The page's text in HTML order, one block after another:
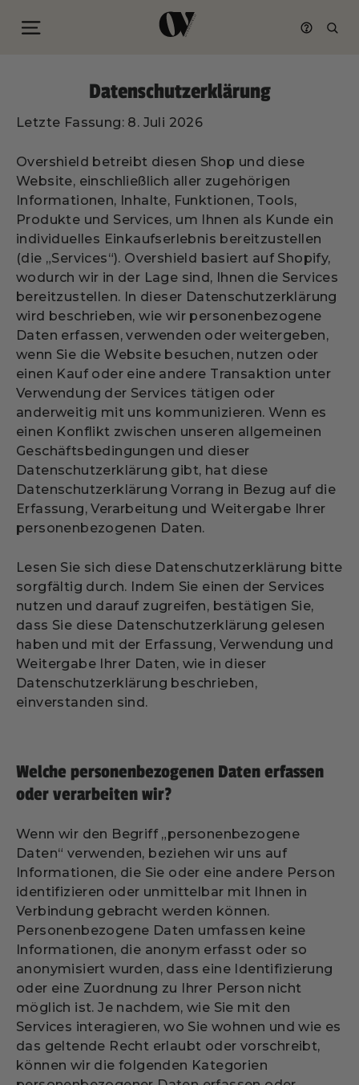
Seitennavigation Suche
Datenschutzerklärung
Letzte Fassung: 8. Juli 2026
Overshield betreibt diesen Shop und diese
Website, einschließlich aller zugehörigen
Informationen, Inhalte, Funktionen, Tools,
Produkte und Services, um Ihnen als Kunde ein
individuelles Einkaufserlebnis bereitzustellen
(die „Services“). Overshield basiert auf Shopify,
wodurch wir in der Lage sind, Ihnen die Services
bereitzustellen. In dieser Datenschutzerklärung
wird beschrieben, wie wir personenbezogene
Daten erfassen, verwenden oder weitergeben,
wenn Sie die Website besuchen, nutzen oder
einen Kauf oder eine andere Transaktion unter
Verwendung der Services tätigen oder
anderweitig mit uns kommunizieren. Wenn es
einen Konflikt zwischen unseren allgemeinen
Geschäftsbedingungen und dieser
Datenschutzerklärung gibt, hat diese
Datenschutzerklärung Vorrang in Bezug auf die
Erfassung, Verarbeitung und Weitergabe Ihrer
personenbezogenen Daten.
Lesen Sie sich diese Datenschutzerklärung bitte
sorgfältig durch. Indem Sie einen der Services
nutzen und darauf zugreifen, bestätigen Sie,
dass Sie diese Datenschutzerklärung gelesen
haben und mit der Erfassung, Verwendung und
Weitergabe Ihrer Daten, wie in dieser
Datenschutzerklärung beschrieben,
einverstanden sind.
Welche personenbezogenen Daten erfassen
oder verarbeiten wir?
Wenn wir den Begriff „personenbezogene
Daten“ verwenden, beziehen wir uns auf
Informationen, die Sie oder eine andere Person
identifizieren oder unmittelbar mit Ihnen in
Verbindung gebracht werden können.
Personenbezogene Daten umfassen keine
Informationen, die anonym erfasst oder so
anonymisiert wurden, dass eine Identifizierung
oder eine Zuordnung zu Ihrer Person nicht
möglich ist. Je nachdem, wie Sie mit den
Services interagieren, wo Sie wohnen und wie es
das geltende Recht erlaubt oder vorschreibt,
können wir die folgenden Kategorien